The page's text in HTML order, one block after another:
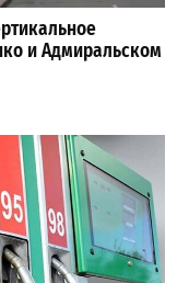
и Адмиральском